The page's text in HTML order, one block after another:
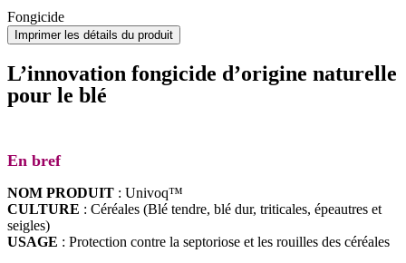
Fongicide
Imprimer les détails du produit
L’innovation fongicide d’origine naturelle
pour le blé
En bref
NOM PRODUIT : Univoq™
CULTURE : Céréales (Blé tendre, blé dur, triticales, épeautres et
seigles)
USAGE : Protection contre la septoriose et les rouilles des céréales